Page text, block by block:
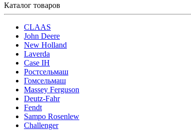
Каталог товаров
CLAAS
John Deere
New Holland
Laverda
Case IH
Ростсельмаш
Гомсельмаш
Massey Ferguson
Deutz-Fahr
Fendt
Sampo Rosenlew
Challenger